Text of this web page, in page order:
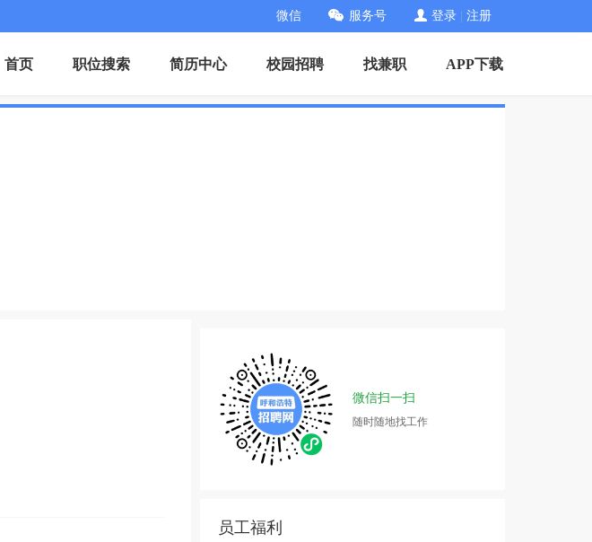
微信 服务号 登录 注册
首页 职位搜索 简历中心 校园招聘 找兼职 APP下载
微信扫一扫
随时随地找工作
员工福利